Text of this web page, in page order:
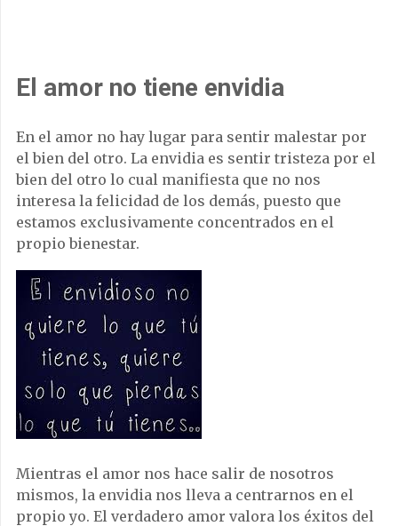
El amor no tiene envidia
En el amor no hay lugar para sentir malestar por
el bien del otro. La envidia es sentir tristeza por el
bien del otro lo cual manifiesta que no nos
interesa la felicidad de los demás, puesto que
estamos exclusivamente concentrados en el
propio bienestar.
Mientras el amor nos hace salir de nosotros
mismos, la envidia nos lleva a centrarnos en el
propio yo. El verdadero amor valora los éxitos del